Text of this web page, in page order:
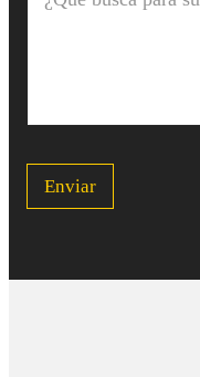
c
p
r
Enviar